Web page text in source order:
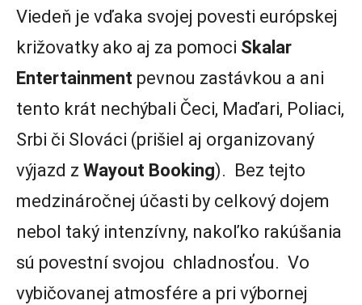
Viedeň je vďaka svojej povesti európskej
križovatky ako aj za pomoci Skalar
Entertainment pevnou zastávkou a ani
tento krát nechýbali Čeci, Maďari, Poliaci,
Srbi či Slováci (prišiel aj organizovaný
výjazd z Wayout Booking). Bez tejto
medzináročnej účasti by celkový dojem
nebol taký intenzívny, nakoľko rakúšania
sú povestní svojou chladnosťou. Vo
vybičovanej atmosfére a pri výbornej